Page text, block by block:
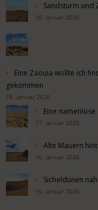
Sandsturm und
19. Januar 2026
Eine Zaouia wollte ich
gekommen
18. Januar 2026
Eine
17. Januar 2026
Alte Mauern
16. Januar 2026
Sicheldünen
15. Januar 2026